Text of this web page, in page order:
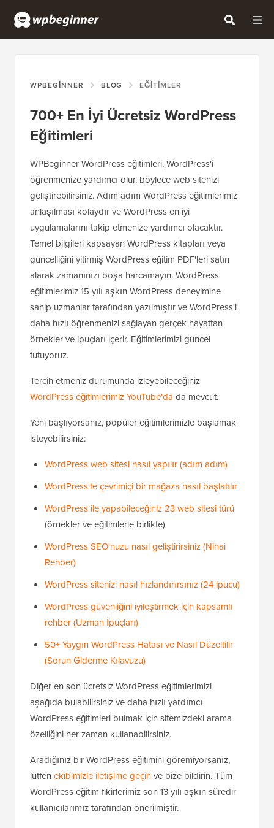
WPBEGINNER BLOG EĞITIMLER
700+ En İyi Ücretsiz WordPress
Eğitimleri
WPBeginner WordPress eğitimleri, WordPress'i
öğrenmenize yardımcı olur, böylece web sitenizi
geliştirebilirsiniz. Adım adım WordPress eğitimlerimiz
anlaşılması kolaydır ve WordPress en iyi
uygulamalarını takip etmenize yardımcı olacaktır.
Temel bilgileri kapsayan WordPress kitapları veya
güncelliğini yitirmiş WordPress eğitim PDF'leri satın
alarak zamanınızı boşa harcamayın. WordPress
eğitimlerimiz 15 yılı aşkın WordPress deneyimine
sahip uzmanlar tarafından yazılmıştır ve WordPress'i
daha hızlı öğrenmenizi sağlayan gerçek hayattan
örnekler ve ipuçları içerir. Eğitimlerimizi güncel
tutuyoruz.
Tercih etmeniz durumunda izleyebileceğiniz
WordPress eğitimlerimiz YouTube'da da mevcut.
Yeni başlıyorsanız, popüler eğitimlerimizle başlamak
isteyebilirsiniz:
WordPress web sitesi nasıl yapılır (adım adım)
WordPress'te çevrimiçi bir mağaza nasıl başlatılır
WordPress ile yapabileceğiniz 23 web sitesi türü
(örnekler ve eğitimlerle birlikte)
WordPress SEO'nuzu nasıl geliştirirsiniz (Nihai
Rehber)
WordPress sitenizi nasıl hızlandırırsınız (24 ipucu)
WordPress güvenliğini iyileştirmek için kapsamlı
rehber (Uzman İpuçları)
50+ Yaygın WordPress Hatası ve Nasıl Düzeltilir
(Sorun Giderme Kılavuzu)
Diğer en son ücretsiz WordPress eğitimlerimizi
aşağıda bulabilirsiniz ve daha hızlı yardımcı
WordPress eğitimleri bulmak için sitemizdeki arama
özelliğini her zaman kullanabilirsiniz.
Aradığınız bir WordPress eğitimini göremiyorsanız,
lütfen ekibimizle iletişime geçinve bize bildirin. Tüm
WordPress eğitim fikirlerimiz son 13 yılı aşkın süredir
kullanıcılarımız tarafından önerilmiştir.